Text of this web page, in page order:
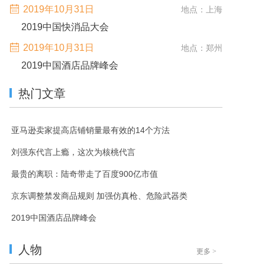
2019年10月31日 地点：上海
2019中国快消品大会
2019年10月31日 地点：郑州
2019中国酒店品牌峰会
热门文章
亚马逊卖家提高店铺销量最有效的14个方法
刘强东代言上瘾，这次为核桃代言
最贵的离职：陆奇带走了百度900亿市值
京东调整禁发商品规则 加强仿真枪、危险武器类
2019中国酒店品牌峰会
人物 更多 >